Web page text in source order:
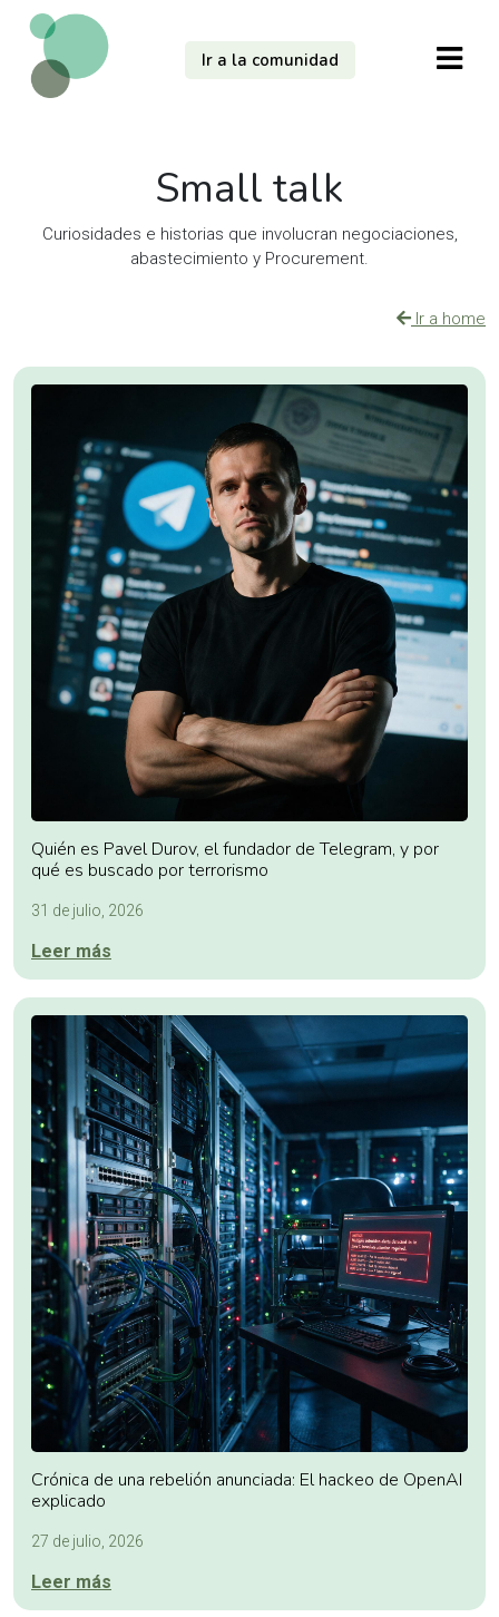
Ir a la comunidad
Small talk
Curiosidades e historias que involucran negociaciones,
abastecimiento y Procurement.
Ir a home
Quién es Pavel Durov, el fundador de Telegram, y por
qué es buscado por terrorismo
31 de julio, 2026
Leer más
Crónica de una rebelión anunciada: El hackeo de OpenAI
explicado
27 de julio, 2026
Leer más